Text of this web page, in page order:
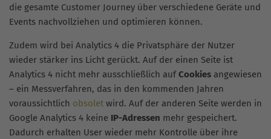
die gesamte Customer Journey über verschiedene Geräte und
Events nachvollziehen und optimieren können.
Zudem wird bei Analytics 4 die Privatsphäre der Nutzer
wieder stärker ins Licht gerückt. Auf der einen Seite ist
Analytics 4 nicht mehr ausschließlich aufCookies angewiesen
– ein Messverfahren, das in den kommenden Jahren
voraussichtlich obsolet wird. Auf der anderen Seite werden in
Google Analytics 4 keine IP-Adressen mehr gespeichert.
Dadurch erhalten User wieder mehr Kontrolle über ihre